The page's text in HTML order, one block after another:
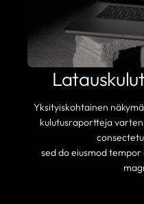
Yksityiskohtainen
kulutusraportteja
sed do eiusmod